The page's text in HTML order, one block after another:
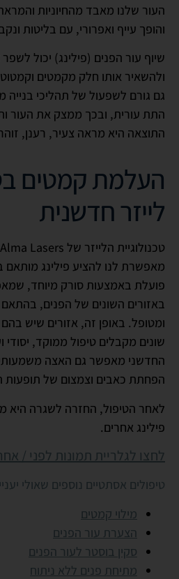
העור שלנו מאבד מהחיוניות
והופך עייף ואפרורי, עם בליטות
שיוף עור הפנים (פילינג) יכול
ולהשאיר אותו חלק מקמטים
גם גורם לשפעול של תהליכי
התת עורית, ובכך ממצק את העור
התוצאה היא מראה צעיר, רענן,
העלמת קמטים
לייזר חדשנית
מאפשרת לנו להציע פילינג מותאם
פועלת באמצעות סורק מיוחד,
באזורים השונים של הפנים,
ומטופל. באופן זה, אזורים שיש
שונים מקבלים טיפול ממוקד,
החדשני מאפשר גם האצה
הפחתת כאבים וצמצום של תופעות
לאחר הטיפול, החזרה לשגרה היא
פילינג אחרים.
לחצו לגלריית תמונות לפני /
טיפולים אסתטיים נוספים שאולי
מילוי קמטים
הצערת עור הפנים
סקין בוסטר לעור הפנים
מתיחת פנים ללא ניתוח